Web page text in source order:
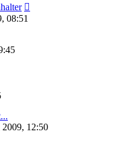
08:51
2009, 12:50